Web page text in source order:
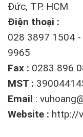
Đức, TP. HCM
Điện thoại :
028 3897 1504
9965
Fax : 0283 896
MST :
Email :
Website : http://